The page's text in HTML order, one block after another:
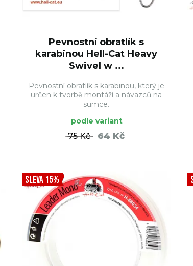
Pevnostní obratlík s
karabinou Hell-Cat Heavy
Swivel w ...
Pevnostní obratlík s karabinou, který je
určen k tvorbě montáží a návazců na
sumce.
podle variant
75 Kč 64 Kč
SLEVA 15%